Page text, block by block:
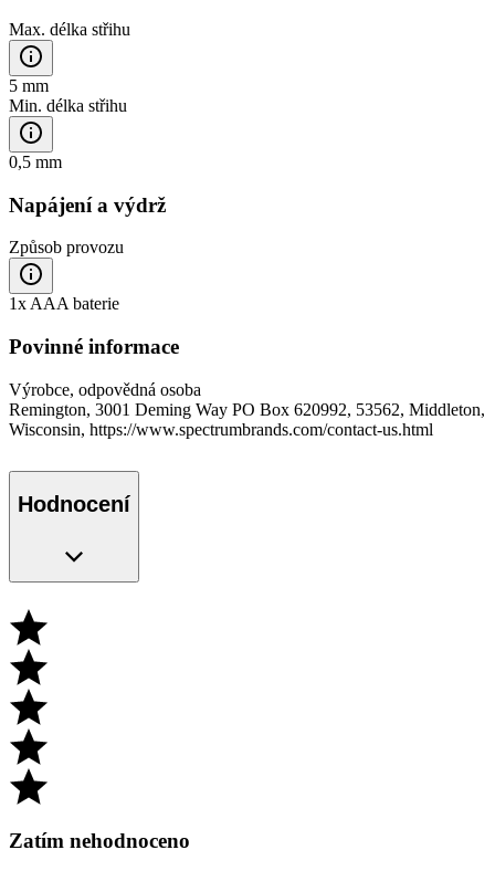
Max. délka střihu
5 mm
Min. délka střihu
0,5 mm
Napájení a výdrž
Způsob provozu
1x AAA baterie
Povinné informace
Výrobce, odpovědná osoba
Remington, 3001 Deming Way PO Box 620992, 53562, Middleton,
Wisconsin, https://www.spectrumbrands.com/contact-us.html
Hodnocení
Zatím nehodnoceno